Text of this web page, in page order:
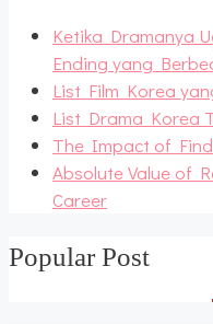
Ketika Dramanya
Ending yang
List Film Korea
List Drama Korea
The Impact of
Absolute Value of
Career
Popular Post